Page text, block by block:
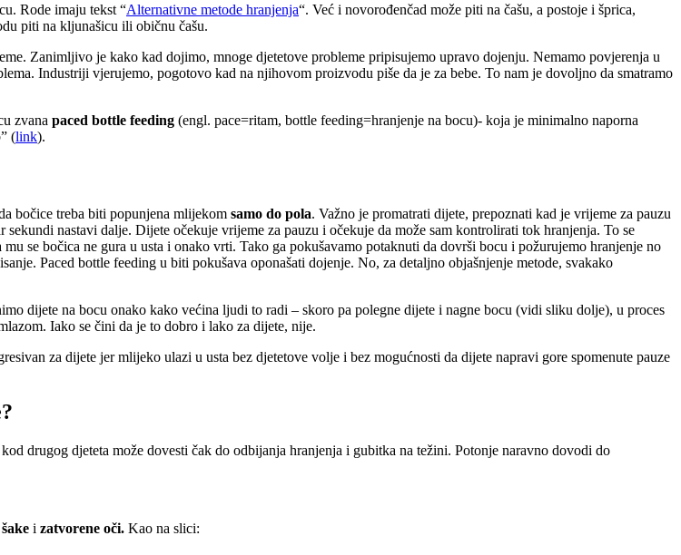
Rode imaju tekst “Alternativne metode hranjenja“. Već i novorođenčad može piti na čašu, a postoje i šprica,
piti na kljunašicu ili običnu čašu.
Zanimljivo je kako kad dojimo, mnoge djetetove probleme pripisujemo upravo dojenju. Nemamo povjerenja u
Industriji vjerujemo, pogotovo kad na njihovom proizvodu piše da je za bebe. To nam je dovoljno da smatramo
zvana paced bottle feeding (engl. pace=ritam, bottle feeding=hranjenje na bocu)- koja je minimalno naporna
(link).
bočice treba biti popunjena mlijekom samo do pola. Važno je promatrati dijete, prepoznati kad je vrijeme za pauzu
nastavi dalje. Dijete očekuje vrijeme za pauzu i očekuje da može sam kontrolirati tok hranjenja. To se
se bočica ne gura u usta i onako vrti. Tako ga pokušavamo potaknuti da dovrši bocu i požurujemo hranjenje no
Paced bottle feeding u biti pokušava oponašati dojenje. No, za detaljno objašnjenje metode, svakako
dijete na bocu onako kako većina ljudi to radi – skoro pa polegne dijete i nagne bocu (vidi sliku dolje), u proces
Iako se čini da je to dobro i lako za dijete, nije.
za dijete jer mlijeko ulazi u usta bez djetetove volje i bez mogućnosti da dijete napravi gore spomenute pauze
drugog djeteta može dovesti čak do odbijanja hranjenja i gubitka na težini. Potonje naravno dovodi do
i zatvorene oči. Kao na slici: